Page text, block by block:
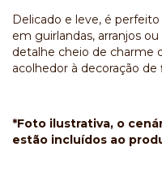
Delicado e leve, é
em guirlandas, arranjos
detalhe cheio de charme
acolhedor à decoração de
*Foto ilustrativa, o
estão incluídos ao